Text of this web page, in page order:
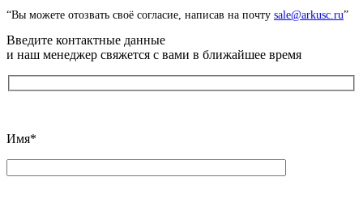
“Вы можете отозвать своё согласие, написав на почту sale@arkusc.ru”
Введите контактные данные
и наш менеджер свяжется с вами в ближайшее время
Имя*